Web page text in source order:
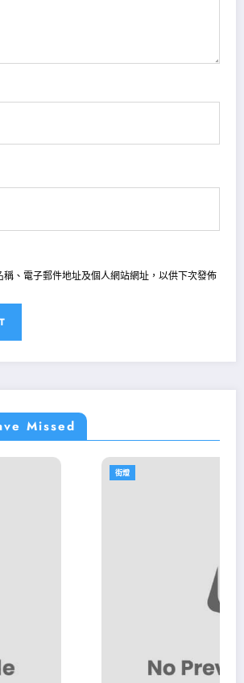
稱、電子郵件地址及個人網站網址，以供下次發佈
Missed